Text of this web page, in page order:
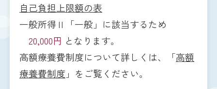
自己負担上限額の表
一般所得Ⅱ「一般」に該当するため
20,000円 となります。
高額療養費制度について詳しくは、「高額
療養費制度 」をご覧ください。